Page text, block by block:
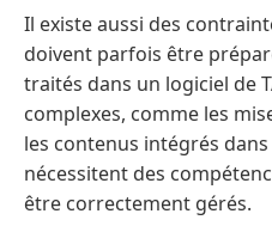
Il existe aussi des
doivent parfois être
traités dans un logiciel de
complexes, comme les
les contenus intégrés
nécessitent des
être correctement gérés.